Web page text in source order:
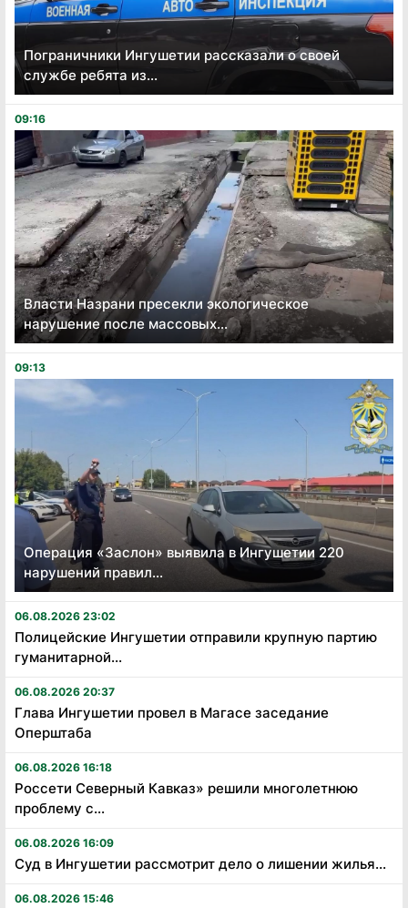
Пограничники Ингушетии рассказали о своей
службе ребята из...
09:16
Власти Назрани пресекли экологическое
нарушение после массовых...
09:13
Операция «Заслон» выявила в Ингушетии 220
нарушений правил...
06.08.2026 23:02
Полицейские Ингушетии отправили крупную партию
гуманитарной...
06.08.2026 20:37
Глава Ингушетии провел в Магасе заседание
Оперштаба
06.08.2026 16:18
Россети Северный Кавказ» решили многолетнюю
проблему с...
06.08.2026 16:09
Суд в Ингушетии рассмотрит дело о лишении жилья...
06.08.2026 15:46